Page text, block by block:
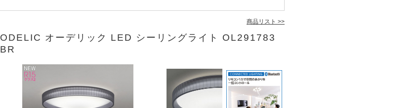
商品リスト >>
ODELIC オーデリック LED シーリングライト OL291783
BR